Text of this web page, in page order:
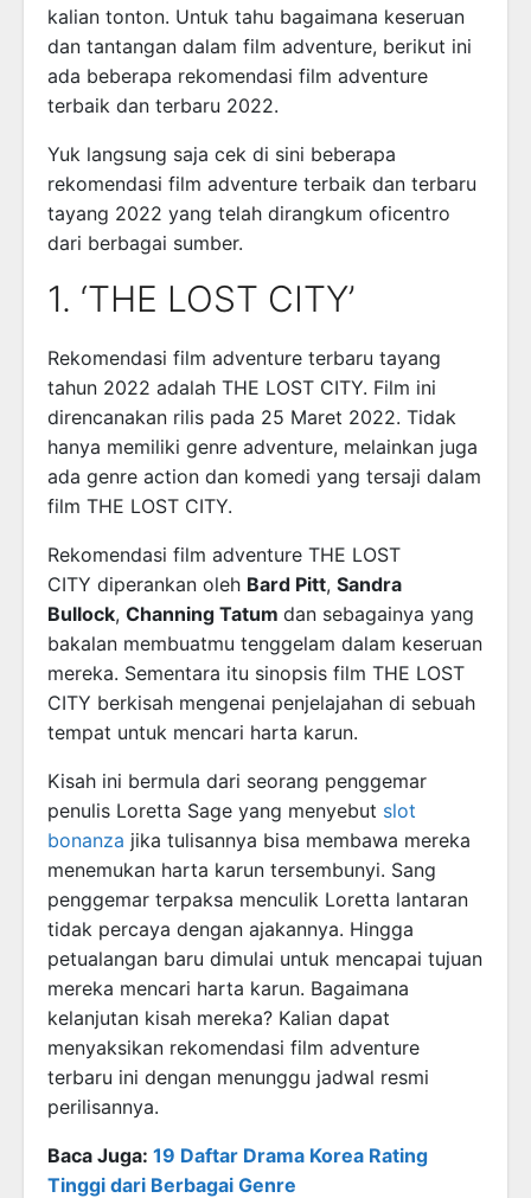
kalian tonton. Untuk tahu bagaimana keseruan
dan tantangan dalam film adventure, berikut ini
ada beberapa rekomendasi film adventure
terbaik dan terbaru 2022.
Yuk langsung saja cek di sini beberapa
rekomendasi film adventure terbaik dan terbaru
tayang 2022 yang telah dirangkum oficentro
dari berbagai sumber.
1. ‘THE LOST CITY’
Rekomendasi film adventure terbaru tayang
tahun 2022 adalah THE LOST CITY. Film ini
direncanakan rilis pada 25 Maret 2022. Tidak
hanya memiliki genre adventure, melainkan juga
ada genre action dan komedi yang tersaji dalam
film THE LOST CITY.
Rekomendasi film adventure THE LOST
CITY diperankan oleh Bard Pitt, Sandra
Bullock, Channing Tatum dan sebagainya yang
bakalan membuatmu tenggelam dalam keseruan
mereka. Sementara itu sinopsis film THE LOST
CITY berkisah mengenai penjelajahan di sebuah
tempat untuk mencari harta karun.
Kisah ini bermula dari seorang penggemar
penulis Loretta Sage yang menyebut slot
bonanza jika tulisannya bisa membawa mereka
menemukan harta karun tersembunyi. Sang
penggemar terpaksa menculik Loretta lantaran
tidak percaya dengan ajakannya. Hingga
petualangan baru dimulai untuk mencapai tujuan
mereka mencari harta karun. Bagaimana
kelanjutan kisah mereka? Kalian dapat
menyaksikan rekomendasi film adventure
terbaru ini dengan menunggu jadwal resmi
perilisannya.
Baca Juga: 19 Daftar Drama Korea Rating
Tinggi dari Berbagai Genre